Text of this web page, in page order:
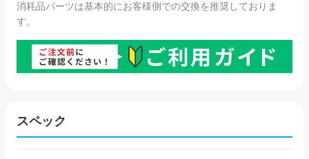
消耗品パーツは基本的にお客様側での交換を推奨しておりま
す。
スペック